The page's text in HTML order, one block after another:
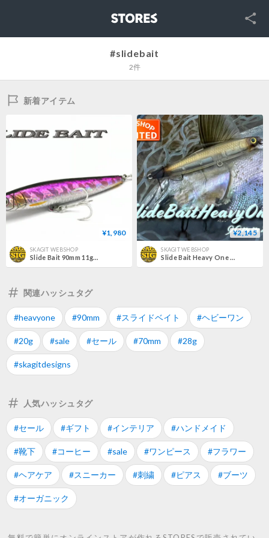
SNS
#slidebait
2件
新着アイテム
¥1,980
SKAGIT WEBSHOP
Slide Bait 90mm 11g｜シーバス・ライトゲーム対応 スライドベイト
¥2,145
SKAGIT WEBSHOP
Slide Bait Heavy One 90mm 28g
関連ハッシュタグ
#heavyone #90mm #スライドベイト #ヘビーワン
#20g #sale #セール #70mm #28g
#skagitdesigns
人気ハッシュタグ
#セール #ギフト #インテリア #ハンドメイド
#靴下 #コーヒー #sale #ワンピース #フラワー
#ヘアケア #スニーカー #刺繍 #ピアス #ブーツ
#オーガニック